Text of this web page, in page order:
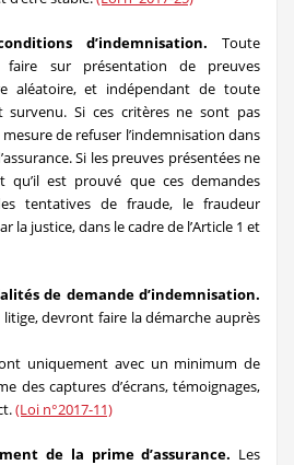
d’indemnisation. Toute
sur présentation de preuves
aléatoire, et indépendant de toute
survenu. Si ces critères ne sont pas
de refuser l’indemnisation dans
Si les preuves présentées ne
qu’il est prouvé que ces demandes
tentatives de fraude, le fraudeur
la justice, dans le cadre de l’Article 1 et
de demande d’indemnisation.
devront faire la démarche auprès
uniquement avec un minimum de
des captures d’écrans, témoignages,
(Loi n°2017-11)
de la prime d’assurance. Les